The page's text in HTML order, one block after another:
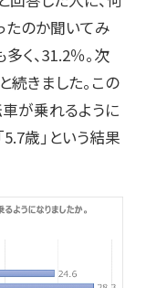
たのか聞いてみ
く、31.2％。次
と続きました。この
が乗れるように
歳」という結果